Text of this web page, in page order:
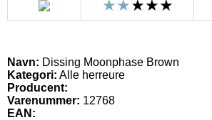
Navn: Dissing Moonphase Brown
Kategori: Alle herreure
Producent:
Varenummer: 12768
EAN: